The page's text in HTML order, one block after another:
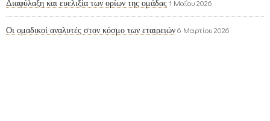
Διαφύλαξη και ευελιξία των ορίων της ομάδας 1 Μαΐου 2026
Οι ομαδικοί αναλυτές στον κόσμο των εταιρειών6 Μαρτίου 2026